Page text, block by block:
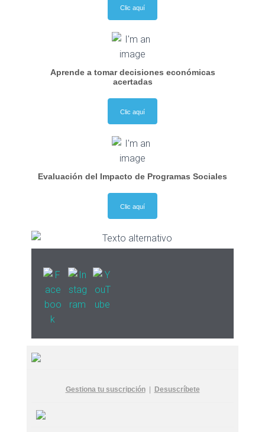
Clic aquí
Aprende a tomar decisiones económicas
acertadas
Clic aquí
Evaluación del Impacto de Programas Sociales
Clic aquí
Gestiona tu suscripción| Desuscríbete